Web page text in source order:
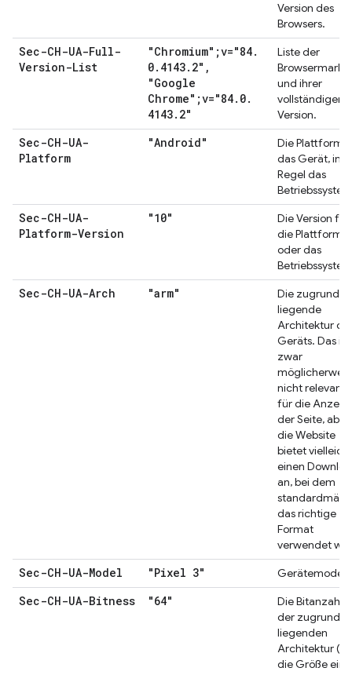
Version des
Browsers.
Sec-CH-UA-Full-
Version-List
"Chromium";v="84.
0. 4143. 2" ,
"Google
Chrome";v="84. 0.
4143. 2"
Liste der
und ihrer
vollständigen
Version.
Sec-CH-UA-
Platform
"Android"
Die Plattform
das Gerät, in
Regel das
Sec-CH-UA-
Platform-Version
"10"
Die Version für
die Plattform
oder das
Sec-CH-UA-Arch "arm"
Die zugrunde
liegende
Architektur
Geräts. Das ist
zwar
nicht relevant
für die
der Seite, aber
die Website
bietet vielleicht
einen
an, bei dem
das richtige
Format
verwendet
Sec-CH-UA-Model "Pixel 3" Gerätemodell
Sec-CH-UA-Bitness "64"
Die Bitanzahl
der zugrunde
liegenden
Architektur
die Größe